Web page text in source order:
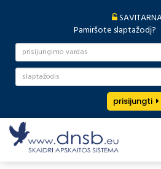
Pamiršote slaptažodį?
prisijungti